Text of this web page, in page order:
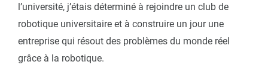
l’université, j’étais déterminé à rejoindre un club de
robotique universitaire et à construire un jour une
entreprise qui résout des problèmes du monde réel
grâce à la robotique.